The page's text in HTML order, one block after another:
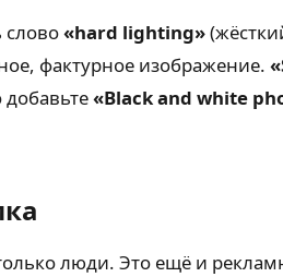
слово«hard lighting»
фактурное изображение.
«Black and white
люди. Это ещё и